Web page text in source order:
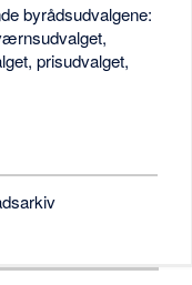
byrådsudvalgene:
prisudvalget,